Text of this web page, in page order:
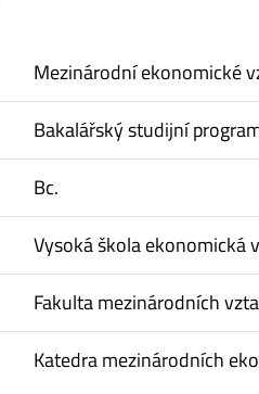
Mezinárodní ekonomické
Bakalářský studijní
Bc.
Vysoká škola ekonomická
Fakulta mezinárodních
Katedra mezinárodních